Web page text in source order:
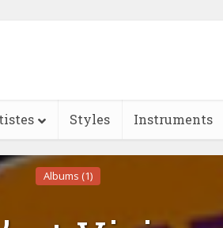
Styles Instruments
Albums (1)